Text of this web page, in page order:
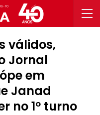
válidos,
Jornal
em
Janad
no 1º turno